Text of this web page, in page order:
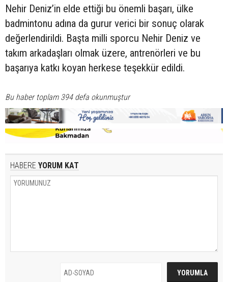
Nehir Deniz’in elde ettiği bu önemli başarı, ülke
badmintonu adına da gurur verici bir sonuç olarak
değerlendirildi. Başta milli sporcu Nehir Deniz ve
takım arkadaşları olmak üzere, antrenörleri ve bu
başarıya katkı koyan herkese teşekkür edildi.
Bu haber toplam 394 defa okunmuştur
HABERE YORUM KAT